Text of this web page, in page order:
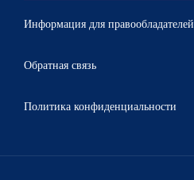
Информация для правообладателей
Обратная связь
Политика конфиденциальности